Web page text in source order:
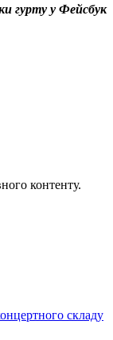
гурту у Фейсбук
контенту.
складу